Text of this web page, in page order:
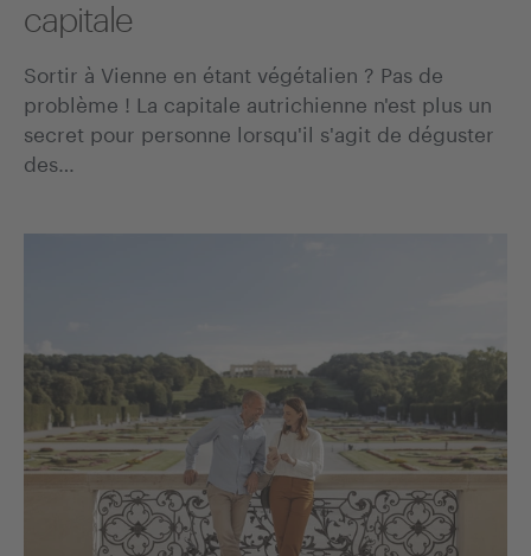
capitale
Sortir à Vienne en étant végétalien ? Pas de
problème ! La capitale autrichienne n'est plus un
secret pour personne lorsqu'il s'agit de déguster
des…